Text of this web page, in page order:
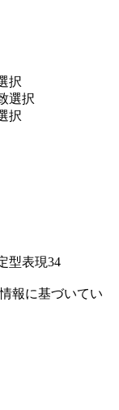
択
選択
択
型表現34
報に基づいてい